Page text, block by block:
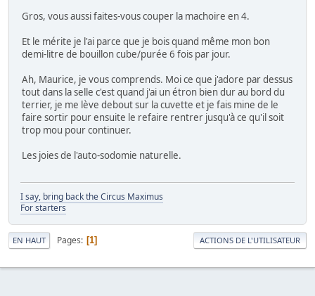
Gros, vous aussi faites-vous couper la machoire en 4.
Et le mérite je l'ai parce que je bois quand même mon bon
demi-litre de bouillon cube/purée 6 fois par jour.
Ah, Maurice, je vous comprends. Moi ce que j'adore par dessus
tout dans la selle c'est quand j'ai un étron bien dur au bord du
terrier, je me lève debout sur la cuvette et je fais mine de le
faire sortir pour ensuite le refaire rentrer jusqu'à ce qu'il soit
trop mou pour continuer.
Les joies de l'auto-sodomie naturelle.
I say, bring back the Circus Maximus
For starters
EN HAUT Pages 1 ACTIONS DE L'UTILISATEUR